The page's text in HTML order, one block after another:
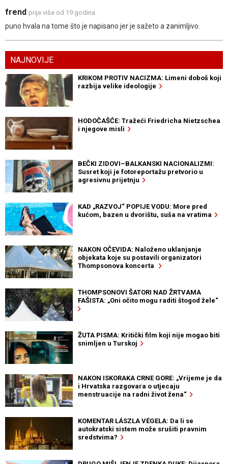
frend prije više od 19 godina
puno hvala na tome što je napisano jer je sažeto a zanimljivo.
NAJNOVIJE
KRIKOM PROTIV NACIZMA: Limeni doboš koji
razbija velike ideologije
HODOČAŠĆE: Tražeći Friedricha Nietzschea
i njegove misli
BEČKI ZIDOVI–BALKANSKI NACIONALIZMI:
Susret koji je fotoreportažu pretvorio u
agresivnu prijetnju
KAD „RAZVOJ“ POPIJE VODU: More pred
kućom, bazen u dvorištu, suša na vratima
NAKON OČEVIDA: Naloženo uklanjanje
objekata koje su postavili organizatori
Thompsonova koncerta
THOMPSONOVI ŠATORI NAD ŽRTVAMA
FAŠISTA: „Oni očito mogu raditi štogod žele“
ŽUTA PISMA: Kritički film koji nije mogao biti
snimljen u Turskoj
NAKON ISKORAKA CRNE GORE: „Vrijeme je da
i Hrvatska razgovara o utjecaju
menstruacije na radni život žena“
KOMENTAR LÁSZLA VÉGELA: Da li se
autokratski sistem može srušiti pravnim
sredstvima?